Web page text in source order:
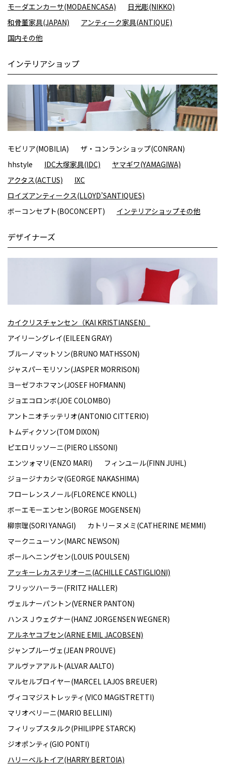
モーダエンカーサ(MODAENCASA)
日光彫(NIKKO)
和骨董家具(JAPAN)
アンティーク家具(ANTIQUE)
国内その他
インテリアショップ
モビリア(MOBILIA)
ザ・コンランショップ(CONRAN)
hhstyle
IDC大塚家具(IDC)
ヤマギワ(YAMAGIWA)
アクタス(ACTUS)
IXC
ロイズアンティークス(LLOYD’SANTIQUES)
ボーコンセプト(BOCONCEPT)
インテリアショップその他
デザイナーズ
カイクリスチャンセン（KAI KRISTIANSEN）
アイリーングレイ(EILEEN GRAY)
ブルーノマットソン(BRUNO MATHSSON)
ジャスパーモリソン(JASPER MORRISON)
ヨーゼフホフマン(JOSEF HOFMANN)
ジョエコロンボ(JOE COLOMBO)
アントニオチッテリオ(ANTONIO CITTERIO)
トムディクソン(TOM DIXON)
ピエロリッソーニ(PIERO LISSONI)
エンツォマリ(ENZO MARI)
フィンユール(FINN JUHL)
ジョージナカシマ(GEORGE NAKASHIMA)
フローレンスノール(FLORENCE KNOLL)
ボーエモーエンセン(BORGE MOGENSEN)
柳宗理(SORI YANAGI)
カトリーヌメミ(CATHERINE MEMMI)
マークニューソン(MARC NEWSON)
ポールヘニングセン(LOUIS POULSEN)
アッキーレカステリオーニ(ACHILLE CASTIGLIONI)
フリッツハーラー(FRITZ HALLER)
ヴェルナーパントン(VERNER PANTON)
ハンスＪウェグナー(HANZ JORGENSEN WEGNER)
アルネヤコブセン(ARNE EMIL JACOBSEN)
ジャンプルーヴェ(JEAN PROUVE)
アルヴァアアルト(ALVAR AALTO)
マルセルブロイヤー(MARCEL LAJOS BREUER)
ヴィコマジストレッティ(VICO MAGISTRETTI)
マリオベリーニ(MARIO BELLINI)
フィリップスタルク(PHILIPPE STARCK)
ジオポンティ(GIO PONTI)
ハリーベルトイア(HARRY BERTOIA)